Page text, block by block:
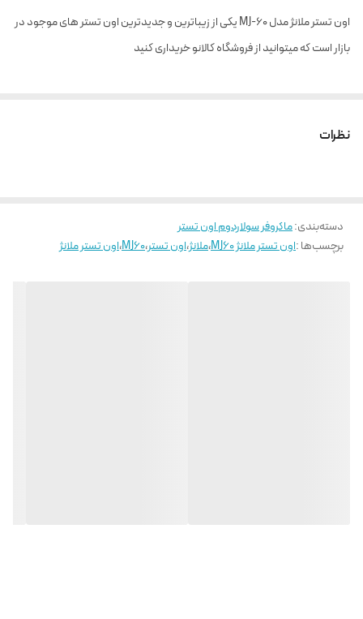
اون تستر ملانژ مدل MJ-60 یکی از زیباترین و جدیدترین اون تستر های موجود در
بازار است که میتوانید از فروشگاه کالانو خریداری کنید
نظرات
دسته‌بندی:ماکروفر سولاردوم اون تستر
برچسب‌ها :اون تستر ملانژ MJ60 ،ملانژ،اون تستر،MJ60،اون تستر ملانژ